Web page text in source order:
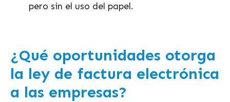
pero sin el uso del papel.
¿Qué oportunidades otorga
la ley de factura electrónica
a las empresas?